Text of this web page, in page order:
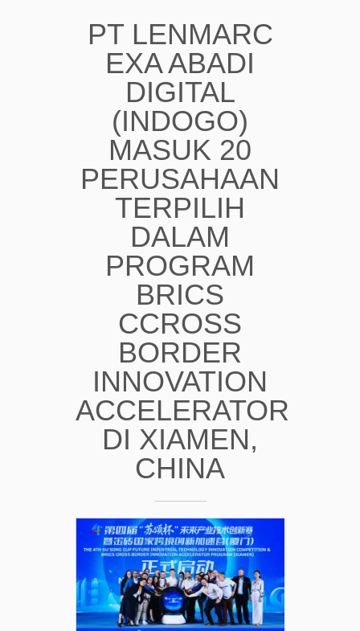
PT LENMARC
EXA ABADI
DIGITAL
(INDOGO)
MASUK 20
PERUSAHAAN
TERPILIH
DALAM
PROGRAM
BRICS
CCROSS
BORDER
INNOVATION
ACCELERATOR
DI XIAMEN,
CHINA